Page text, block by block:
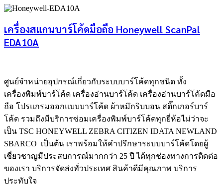
เครื่องสแกนบาร์โค้ดมือถือ Honeywell ScanPal
EDA10A
ศูนย์จําหน่ายอุปกรณ์เกี่ยวกับระบบบาร์โค้ดทุกชนิด ทั้ง
เครื่องพิมพ์บาร์โค้ด เครื่องอ่านบาร์โค้ด เครื่องอ่านบาร์โค้ดมือ
ถือ โปรแกรมออกแบบบาร์โค้ด ผ้าหมึกริบบอน สติ๊กเกอร์บาร์
โค้ด รวมถึงมีบริการซ่อมเครื่องพิมพ์บาร์โค้ดทุกยี่ห้อไม่ว่าจะ
เป็น TSC HONEYWELL ZEBRA CITIZEN IDATA NEWLAND
SBARCO เป็นต้น เราพร้อมให้คำปรึกษาระบบบาร์โค้ดโดยผู้
เชี่ยวชาญมีประสบการณ์มากกว่า 25 ปี ได้ทุกช่องทางการติดต่อ
ของเรา บริการจัดส่งทั่วประเทศ สินค้าดีมีคุณภาพ บริการ
ประทับใจ